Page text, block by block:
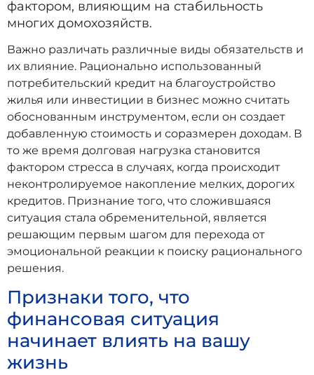
фактором, влияющим на стабильность
многих домохозяйств.
Важно различать различные виды обязательств и
их влияние. Рационально использованный
потребительский кредит на благоустройство
жилья или инвестиции в бизнес можно считать
обоснованным инструментом, если он создает
добавленную стоимость и соразмерен доходам. В
то же время долговая нагрузка становится
фактором стресса в случаях, когда происходит
неконтролируемое накопление мелких, дорогих
кредитов. Признание того, что сложившаяся
ситуация стала обременительной, является
решающим первым шагом для перехода от
эмоциональной реакции к поиску рационального
решения.
Признаки того, что
финансовая ситуация
начинает влиять на вашу
жизнь